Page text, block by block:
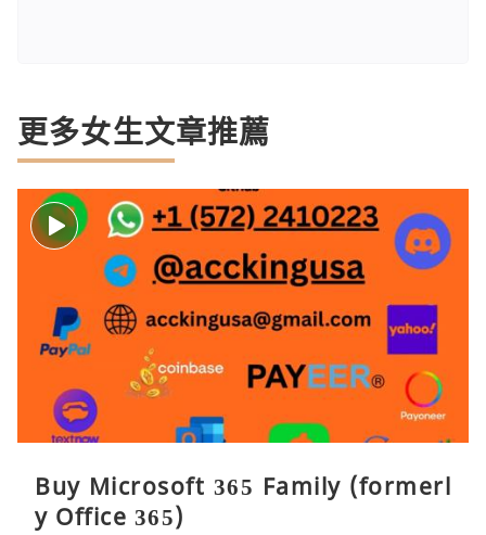
更多女生文章推薦
Buy Microsoft 365 Family (formerl
y Office 365)